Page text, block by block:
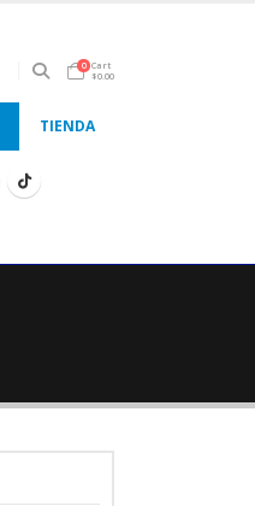
0 Cart
$0.00
TIENDA